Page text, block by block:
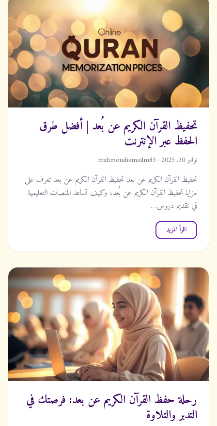
تحفيظ القرآن الكريم عن بُعد | أفضل طرق
الحفظ عبر الإنترنت
نوفمبر 30, 2025 · mahmoudismailm85
تحفيظ القرآن الكريم عن بعد تحفيظ القرآن الكريم عن بعد تعرف على
مزايا تحفيظ القرآن الكريم عن بُعد، وكيف تساعد المنصات التعليمية
في تقديم دروس…
اقرأ المزيد
رحلة حفظ القرآن الكريم عن بعد: فرصتك في
التدبر والتلاوة